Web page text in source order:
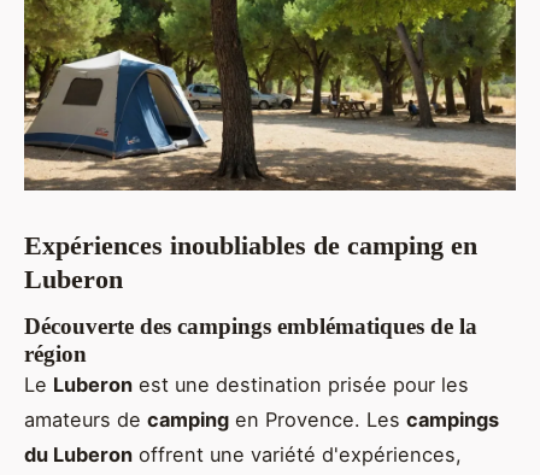
Expériences inoubliables de camping en
Luberon
Découverte des campings emblématiques de la
région
Le Luberon est une destination prisée pour les
amateurs de camping en Provence. Les campings
du Luberon offrent une variété d'expériences,